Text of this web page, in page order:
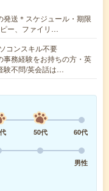
発送＊スケジュール・期限
ー、ファイリ…
コンスキル不要
務経験をお持ちの方・英
験不問/英会話は…
50代
60代
男性